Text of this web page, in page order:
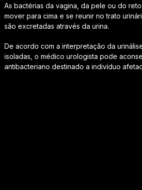
As bactérias da vagina, da pele ou do
mover para cima e se reunir no trato
são excretadas através da urina.
De acordo com a interpretação da
isoladas, o médico urologista pode
antibacteriano destinado a indivíduo